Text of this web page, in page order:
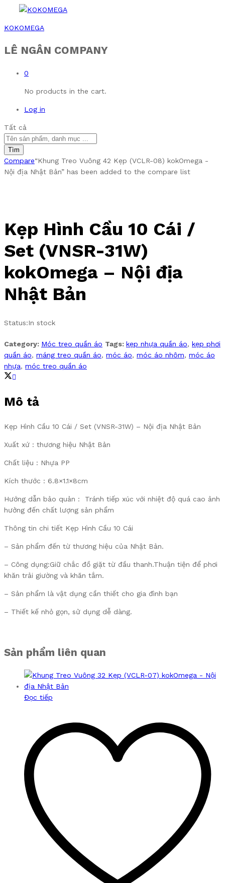
KOKOMEGA
LÊ NGÂN COMPANY
0
No products in the cart.
Log in
Tất cả
Tìm
Compare“Khung Treo Vuông 42 Kẹp (VCLR-08) kokOmega -
Nội địa Nhật Bản” has been added to the compare list
Kẹp Hình Cầu 10 Cái /
Set (VNSR-31W)
kokOmega – Nội địa
Nhật Bản
Status:In stock
Category: Móc treo quần áo Tags: kẹp nhựa quần áo, kẹp phơi
quần áo, máng treo quần áo, móc áo, móc áo nhôm, móc áo
nhựa, móc treo quần áo
Mô tả
Kẹp Hình Cầu 10 Cái / Set (VNSR-31W) – Nội địa Nhật Bản
Xuất xứ : thương hiệu Nhật Bản
Chất liệu : Nhựa PP
Kích thước : 6.8×1.1×8cm
Hướng dẫn bảo quản : Tránh tiếp xúc với nhiệt độ quá cao ảnh
hưởng đến chất lượng sản phẩm
Thông tin chi tiết Kẹp Hình Cầu 10 Cái
– Sản phẩm đến từ thương hiệu của Nhật Bản.
– Công dụng:Giữ chắc đồ giặt từ đầu thanh.Thuận tiện để phơi
khăn trải giường và khăn tắm.
– Sản phẩm là vật dụng cần thiết cho gia đình bạn
– Thiết kế nhỏ gọn, sử dụng dễ dàng.
Sản phẩm liên quan
Đọc tiếp